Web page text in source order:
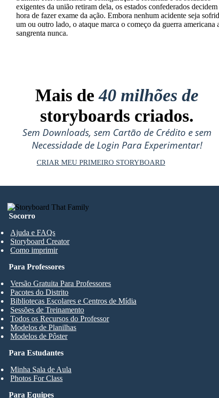
exigentes da união retiram dela, os estados confederados decidem
hora de fazer exame da ação. Embora nenhum acidente seja
um ou outro lado, o ataque marca o começo da guerra americana
sangrenta nunca.
Mais de40 milhões de
storyboards criados.
Sem Downloads, sem Cartão de Crédito e sem
Necessidade de Login Para Experimentar!
CRIAR MEU PRIMEIRO STORYBOARD
Socorro
Ajuda e FAQs
Storyboard Creator
Como imprimir
Para Estudantes
Minha Sala de Aula
Photos For Class
Para Professores
Versão Gratuita Para Professores
Pacotes do Distrito
Bibliotecas Escolares e Centros de Mídia
Sessões de Treinamento
Todos os Recursos do Professor
Modelos de Planilhas
Modelos de Pôster
Para Equipes